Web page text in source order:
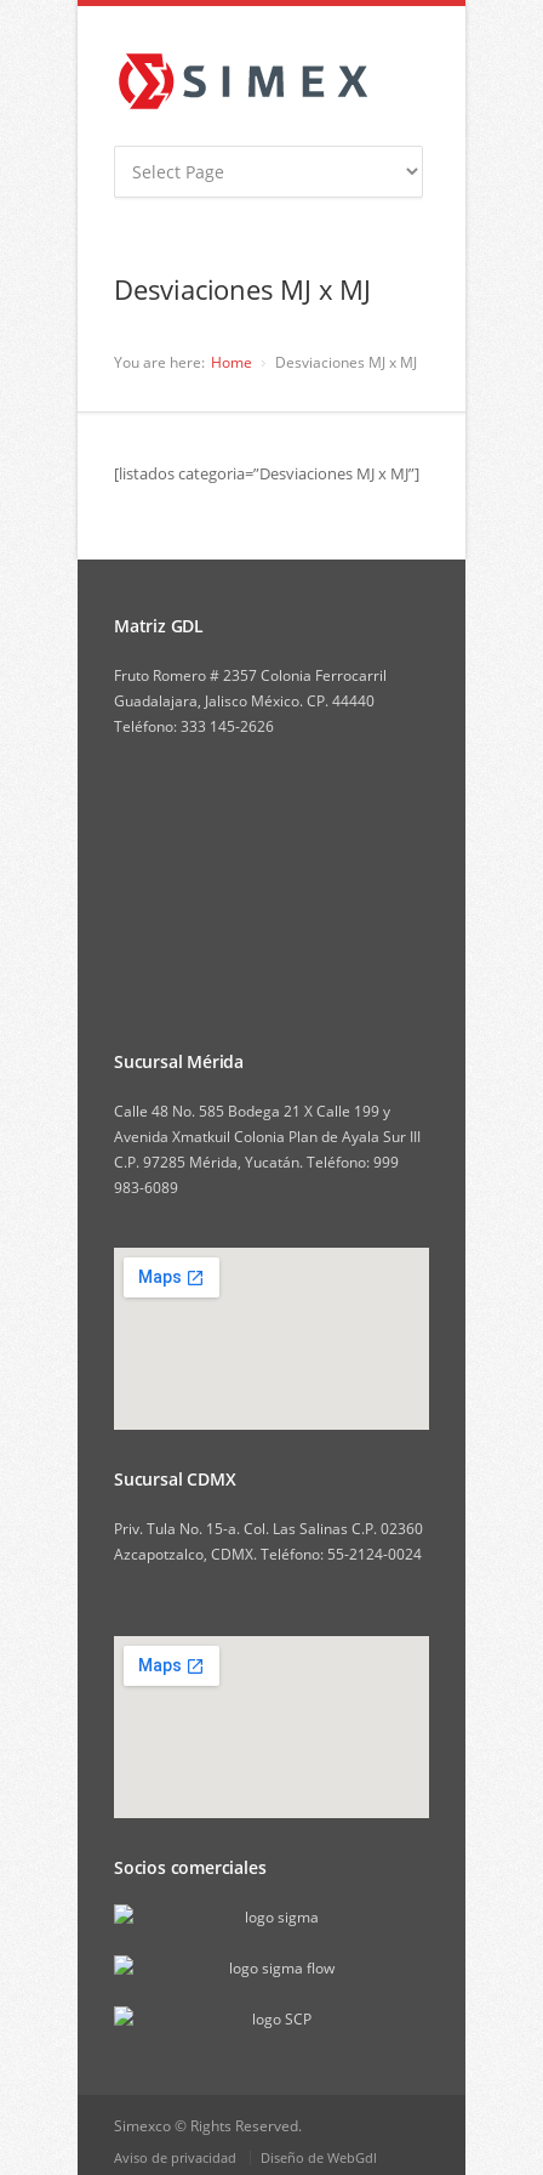
Desviaciones MJ x MJ
You are here: Home Desviaciones MJ x MJ
[listados categoria=”Desviaciones MJ x MJ”]
Matriz GDL
Fruto Romero # 2357 Colonia Ferrocarril
Guadalajara, Jalisco México. CP. 44440
Teléfono: 333 145-2626
Sucursal Mérida
Calle 48 No. 585 Bodega 21 X Calle 199 y
Avenida Xmatkuil Colonia Plan de Ayala Sur III
C.P. 97285 Mérida, Yucatán. Teléfono: 999
983-6089
Sucursal CDMX
Priv. Tula No. 15-a. Col. Las Salinas C.P. 02360
Azcapotzalco, CDMX. Teléfono: 55-2124-0024
Socios comerciales
Simexco © Rights Reserved.
Aviso de privacidad Diseño de WebGdl